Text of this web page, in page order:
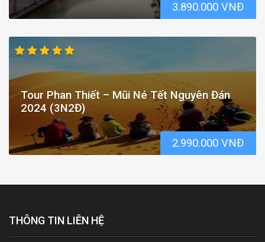
3.890.000 VNĐ
Tour Phan Thiết – Mũi Né Tết Nguyên Đán
2024 (3N2Đ)
2.990.000 VNĐ
THÔNG TIN LIÊN HỆ